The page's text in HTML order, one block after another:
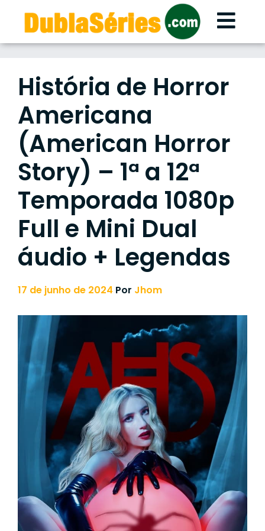
content
História de Horror
Americana
(American Horror
Story) – 1ª a 12ª
Temporada 1080p
Full e Mini Dual
áudio + Legendas
17 de junho de 2024 Por Jhom